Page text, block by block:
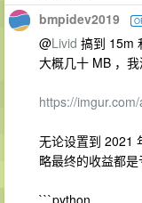
bmpidev2019
@Livid 搞到 15m
大概几十 MB ，我
https://
无论设置到 2021
略最终的收益都是
```python